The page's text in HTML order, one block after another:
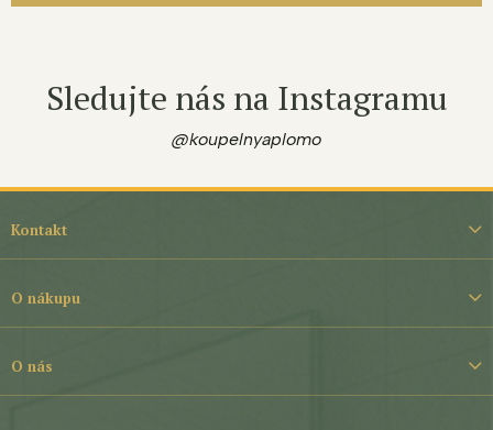
Sledujte nás na Instagramu
@koupelnyaplomo
í
Kontakt
O nákupu
O nás